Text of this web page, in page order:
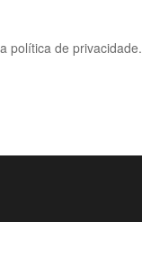
política de privacidade.